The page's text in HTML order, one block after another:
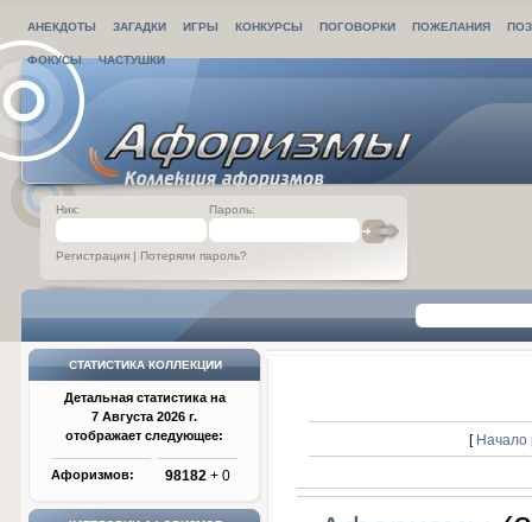
АНЕКДОТЫ ЗАГАДКИ ИГРЫ КОНКУРСЫ ПОГОВОРКИ ПОЖЕЛАНИЯ
ФОКУСЫ ЧАСТУШКИ
Ник: Пароль:
Регистрация | Потеряли пароль?
СТАТИСТИКА КОЛЛЕКЦИИ
Детальная статистика на
7 Августа 2026 г.
отображает следующее:
Афоризмов: 98182 + 0
[ Начало